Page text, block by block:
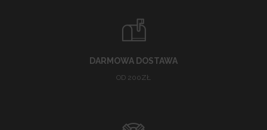
DARMOWA DOSTAWA
OD 200ZŁ